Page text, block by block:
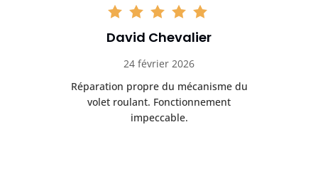
David Chevalier
24 février 2026
Réparation propre du mécanisme du
volet roulant. Fonctionnement
impeccable.